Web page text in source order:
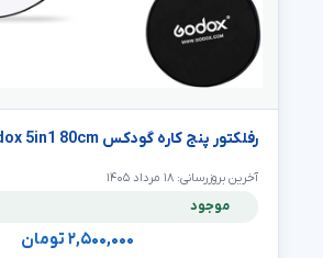
رفلکتور پنج کاره گودکس Godox 5in1 80cm
آخرین بروزرسانی: ۱۸ مرداد ۱۴۰۵
موجود
۲,۵۰۰,۰۰۰ تومان